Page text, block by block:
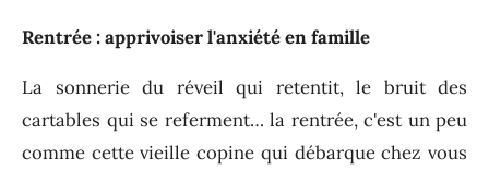
Rentrée : apprivoiser l'anxiété en famille
La sonnerie du réveil qui retentit, le bruit des
cartables qui se referment… la rentrée, c'est un peu
comme cette vieille copine qui débarque chez vous